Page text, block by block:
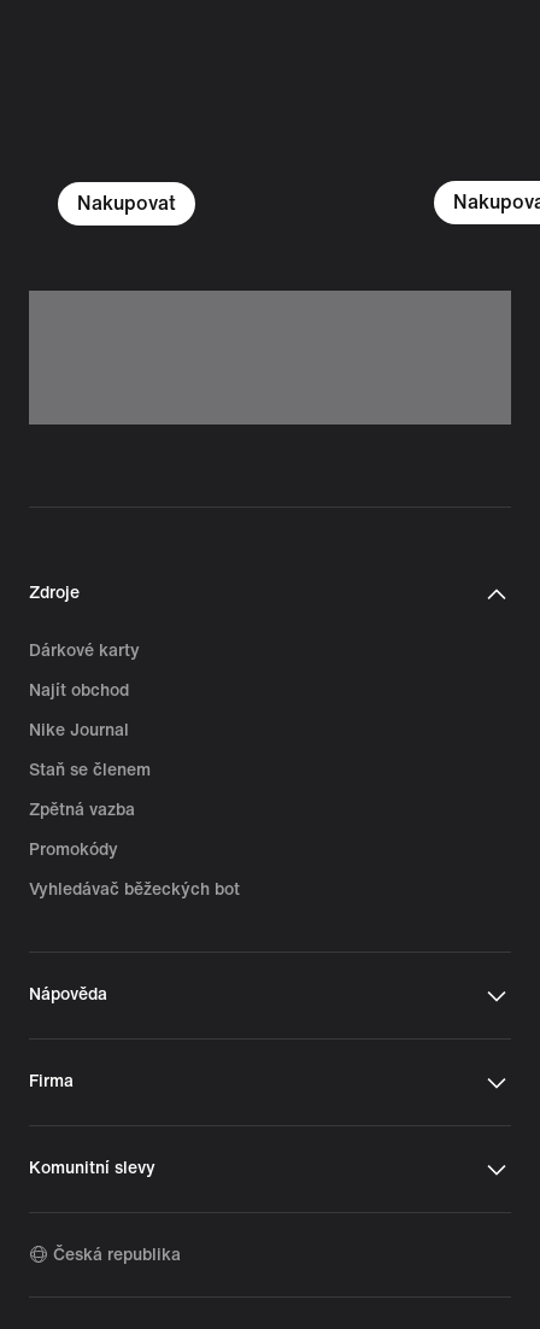
Nakupovat
Zdroje
Dárkové karty
Najít obchod
Nike Journal
Staň se členem
Zpětná vazba
Promokódy
Vyhledávač běžeckých bot
Nápověda
Firma
Komunitní slevy
Česká republika